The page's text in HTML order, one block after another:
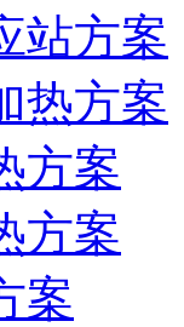
站方案
热方案
方案
方案
案